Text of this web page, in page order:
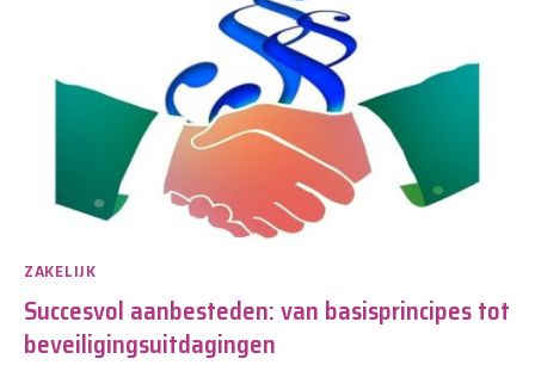
ZAKELIJK
Succesvol aanbesteden: van basisprincipes tot
beveiligingsuitdagingen